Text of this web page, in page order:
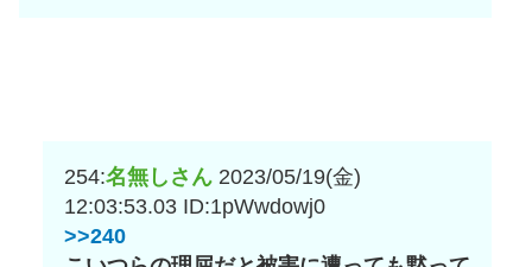
254:名無しさん 2023/05/19(金)
12:03:53.03 ID:1pWwdowj0
>>240